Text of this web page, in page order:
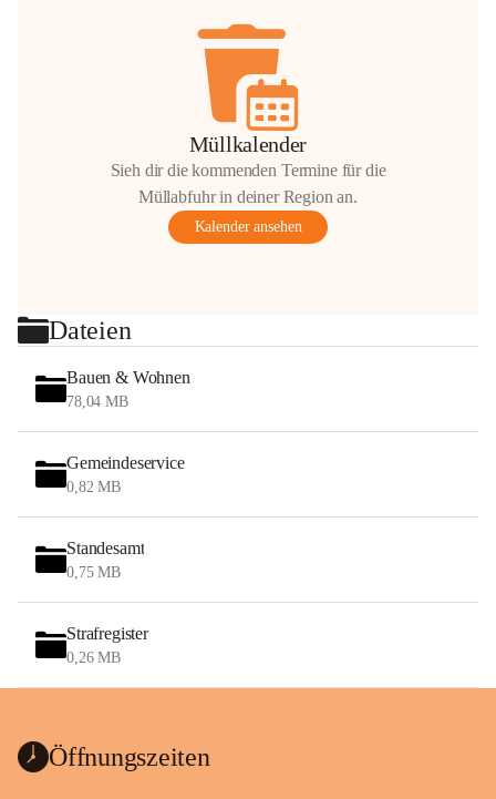
Müllkalender
Sieh dir die kommenden Termine für die
Müllabfuhr in deiner Region an.
Kalender ansehen
Dateien
Bauen & Wohnen
78,04 MB
Gemeindeservice
0,82 MB
Standesamt
0,75 MB
Strafregister
0,26 MB
Öffnungszeiten